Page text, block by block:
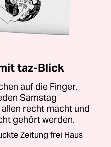
taz-Blick
auf die Finger.
Samstag
recht macht und
gehört werden.
Zeitung frei Haus